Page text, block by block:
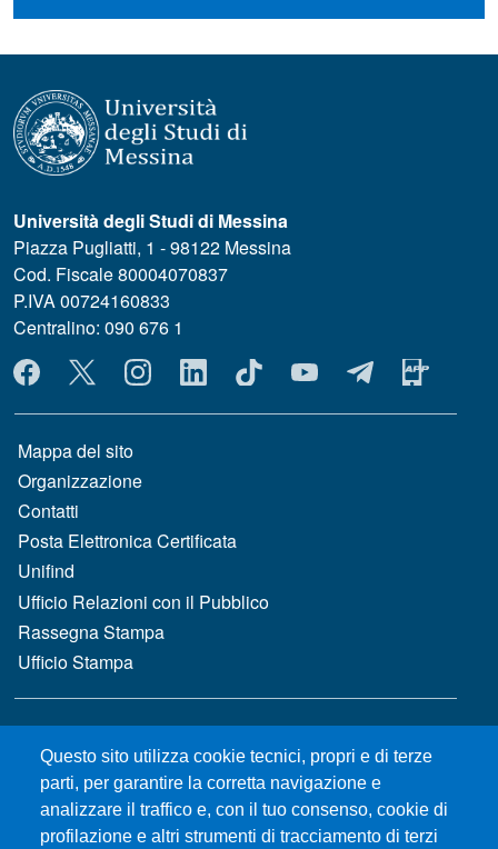
Questo sito utilizza cookie tecnici, propri e di terze
parti, per garantire la corretta navigazione e
analizzare il traffico e, con il tuo consenso, cookie di
profilazione e altri strumenti di tracciamento di terzi
Università degli Studi di Messina
Piazza Pugliatti, 1 - 98122 Messina
Cod. Fiscale 80004070837
P.IVA 00724160833
Centralino: 090 676 1
MENÙ SOCIAL
MENÙ FOOTER 1
Mappa del sito
Organizzazione
Contatti
Posta Elettronica Certificata
Unifind
Ufficio Relazioni con il Pubblico
Rassegna Stampa
Ufficio Stampa
MENÙ FOOTER 2
Bandi e concorsi
Gare d'appalto
Albo online
CIAM - Servizi Informatici